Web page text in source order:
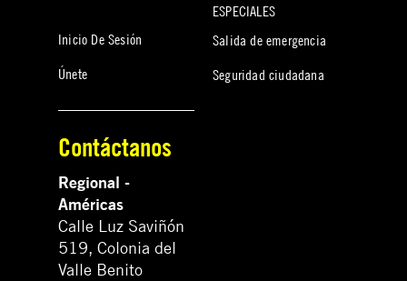
Inicio De Sesión
Únete
ESPECIALES
Salida de emergencia
Seguridad ciudadana
Contáctanos
Regional -
Américas
Calle Luz Saviñón
519, Colonia del
Valle Benito